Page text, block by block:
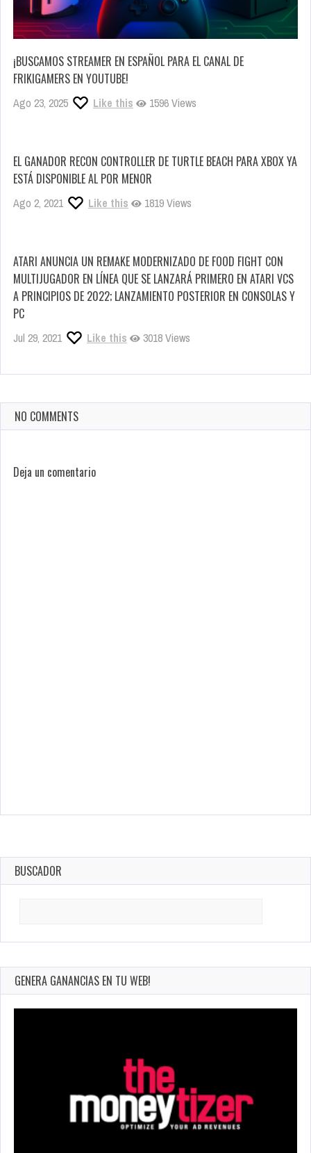
¡BUSCAMOS STREAMER EN ESPAÑOL PARA EL CANAL DE
FRIKIGAMERS EN YOUTUBE!
Ago 23, 2025 Like this 1596 Views
EL GANADOR RECON CONTROLLER DE TURTLE BEACH PARA XBOX YA
ESTÁ DISPONIBLE AL POR MENOR
Ago 2, 2021 Like this 1819 Views
ATARI ANUNCIA UN REMAKE MODERNIZADO DE FOOD FIGHT CON
MULTIJUGADOR EN LÍNEA QUE SE LANZARÁ PRIMERO EN ATARI VCS
A PRINCIPIOS DE 2022; LANZAMIENTO POSTERIOR EN CONSOLAS Y
PC
Jul 29, 2021 Like this 3018 Views
NO COMMENTS
Deja un comentario
BUSCADOR
GENERA GANANCIAS EN TU WEB!